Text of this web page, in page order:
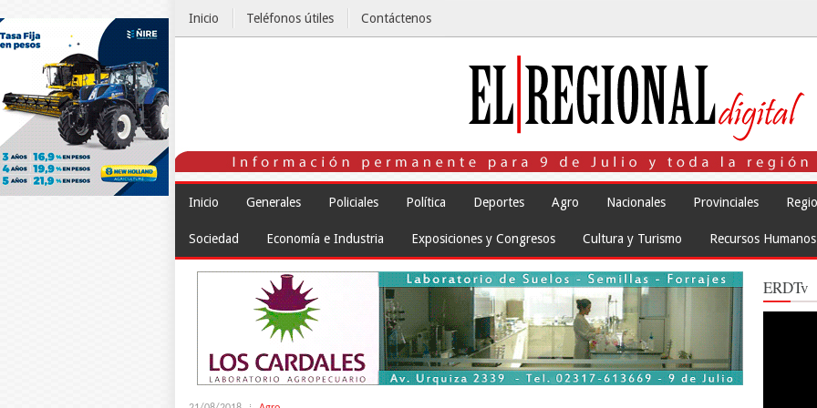
Inicio Teléfonos útiles Contáctenos
Inicio Generales Policiales Política Deportes Agro Nacionales Provinciales
Sociedad Economía e Industria Exposiciones y Congresos Cultura y Turismo Recursos Humanos
ERDTv